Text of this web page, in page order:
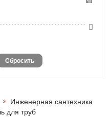
Инженерная сантехника
для труб